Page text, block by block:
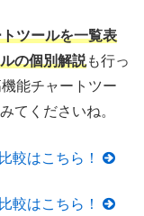
ツールを一覧表
の個別解説も行っ
能チャートツー
てくださいね。
較はこちら！
較はこちら！